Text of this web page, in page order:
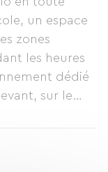
les
détendre
:
soit la plage,
profiter
un espace
zones
les heures
dédié
sur le
à proximité